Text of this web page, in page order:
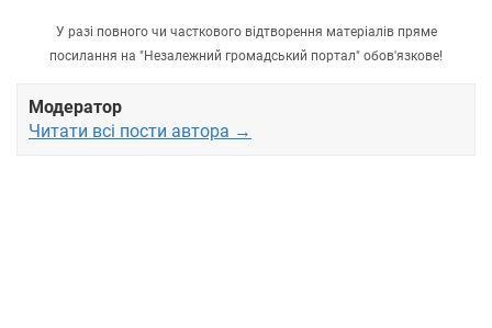
У разі повного чи часткового відтворення матеріалів пряме
посилання на "Незалежний громадський портал" обов'язкове!
Модератор
Читати всі пости автора →